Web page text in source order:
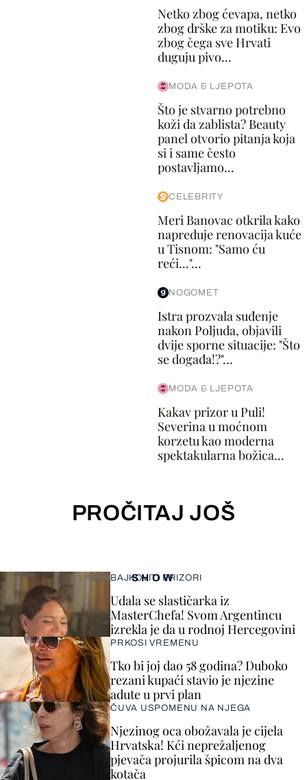
Netko zbog ćevapa, netko
zbog drške za motiku: Evo
zbog čega sve Hrvati
duguju pivo...
MODA & LJEPOTA
Što je stvarno potrebno
koži da zablista? Beauty
panel otvorio pitanja koja
si i same često
postavljamo...
CELEBRITY
Meri Banovac otkrila kako
napreduje renovacija kuće
u Tisnom: "Samo ću
reći..."...
NOGOMET
Istra prozvala suđenje
nakon Poljuda, objavili
dvije sporne situacije: "Što
se događa!?"...
MODA & LJEPOTA
Kakav prizor u Puli!
Severina u moćnom
korzetu kao moderna
spektakularna božica...
PROČITAJ JOŠ
SHOW
BAJKOVITI PRIZORI
Udala se slastičarka iz
MasterChefa! Svom Argentincu
izrekla je da u rodnoj Hercegovini
PRKOSI VREMENU
Tko bi joj dao 58 godina? Duboko
rezani kupaći stavio je njezine
adute u prvi plan
ČUVA USPOMENU NA NJEGA
Njezinog oca obožavala je cijela
Hrvatska! Kći neprežaljenog
pjevača projurila špicom na dva
kotača